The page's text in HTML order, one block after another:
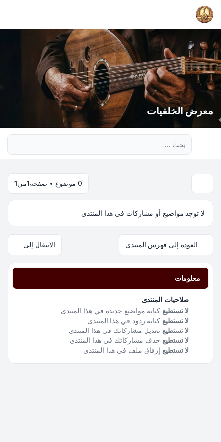
معرض الخلفيات
0 موضوع • صفحة 1من1
لا توجد مواضيع أو مشاركات في هذا المنتدى
العودة إلى فهرس المنتدى الانتقال إلى
معلومات
صلاحيات المنتدى
لا تستطيع كتابة مواضيع جديدة في هذا المنتدى
لا تستطيع كتابة ردود في هذا المنتدى
لا تستطيع تعديل مشاركاتك في هذا المنتدى
لا تستطيع حذف مشاركاتك في هذا المنتدى
لا تستطيع إرفاق ملف في هذا المنتدى